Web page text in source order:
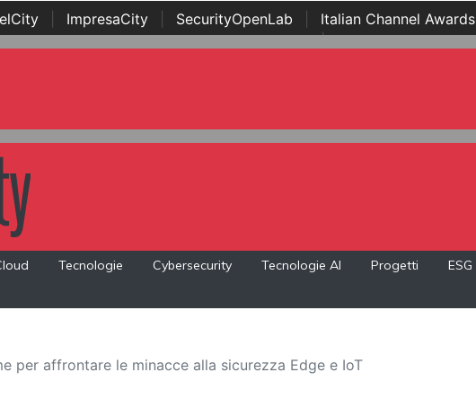
ImpresaCity SecurityOpenLab Italian Channel Awards
Awards | ...
Tecnologie Cybersecurity Tecnologie AI Progetti ESG
per affrontare le minacce alla sicurezza Edge e IoT